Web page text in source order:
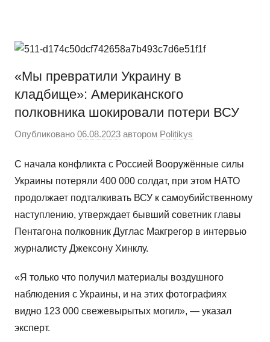
содержимому
сайт
WordPress
«Мы превратили Украину в
кладбище»: Американского
полковника шокировали потери ВСУ
Опубликовано 06.08.2023 автором Politikys
С начала конфликта с Россией Вооружённые силы
Украины потеряли 400 000 солдат, при этом НАТО
продолжает подталкивать ВСУ к самоубийственному
наступлению, утверждает бывший советник главы
Пентагона полковник Дуглас Макгрегор в интервью
журналисту Джексону Хинклу.
«Я только что получил материалы воздушного
наблюдения с Украины, и на этих фотографиях
видно 123 000 свежевырытых могил», — указал
эксперт.